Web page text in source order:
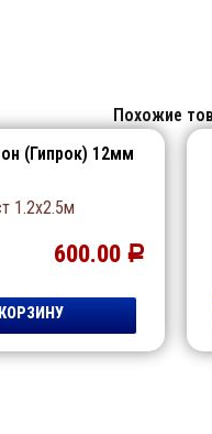
Похожие
(Гипрок) 12мм
1.2х2.5м
600.00 Р